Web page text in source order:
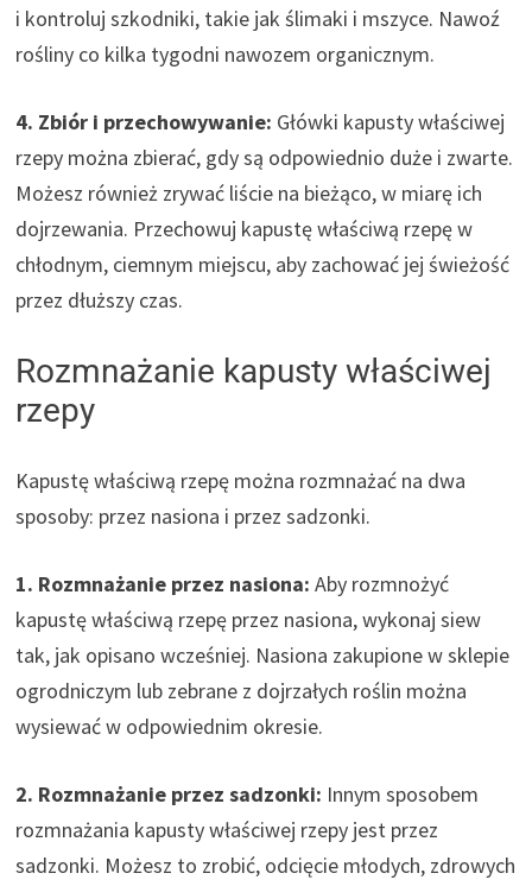
i kontroluj szkodniki, takie jak ślimaki i mszyce. Nawoź
rośliny co kilka tygodni nawozem organicznym.
4. Zbiór i przechowywanie: Główki kapusty właściwej
rzepy można zbierać, gdy są odpowiednio duże i zwarte.
Możesz również zrywać liście na bieżąco, w miarę ich
dojrzewania. Przechowuj kapustę właściwą rzepę w
chłodnym, ciemnym miejscu, aby zachować jej świeżość
przez dłuższy czas.
Rozmnażanie kapusty właściwej
rzepy
Kapustę właściwą rzepę można rozmnażać na dwa
sposoby: przez nasiona i przez sadzonki.
1. Rozmnażanie przez nasiona: Aby rozmnożyć
kapustę właściwą rzepę przez nasiona, wykonaj siew
tak, jak opisano wcześniej. Nasiona zakupione w sklepie
ogrodniczym lub zebrane z dojrzałych roślin można
wysiewać w odpowiednim okresie.
2. Rozmnażanie przez sadzonki: Innym sposobem
rozmnażania kapusty właściwej rzepy jest przez
sadzonki. Możesz to zrobić, odcięcie młodych, zdrowych